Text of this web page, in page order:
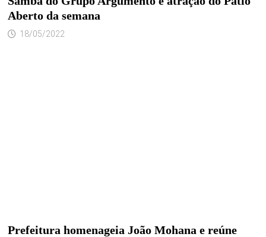
Aberto da semana
18/05/2022
Prefeitura homenageia João Mohana e reúne